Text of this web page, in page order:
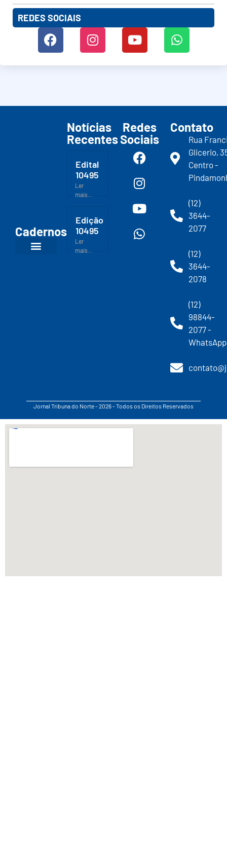
REDES SOCIAIS
Cadernos
Notícias
Recentes
Edital
10495
Ler
mais...
Edição
10495
Ler
mais...
Redes
Sociais
Contato
Rua
Glicerio,
Centro -
(12)
3644-
2077
(12)
3644-
2078
(12)
98844-
2077 -
WhatsApp
Jornal Tribuna do Norte - 2026 - Todos os Direitos Reservados